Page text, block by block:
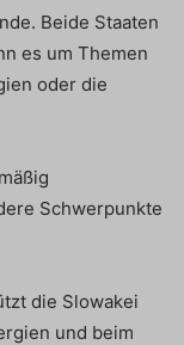
Beide Staaten
es um Themen
oder die
Schwerpunkte
die Slowakei
und beim